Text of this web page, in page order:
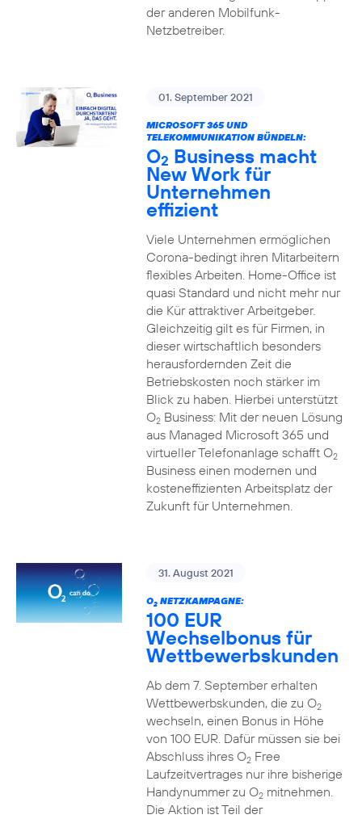
der anderen Mobilfunk-
Netzbetreiber.
01. September 2021
MICROSOFT 365 UND
TELEKOMMUNIKATION BÜNDELN:
O2 Business macht
New Work für
Unternehmen
effizient
Viele Unternehmen ermöglichen
Corona-bedingt ihren Mitarbeitern
flexibles Arbeiten. Home-Office ist
quasi Standard und nicht mehr nur
die Kür attraktiver Arbeitgeber.
Gleichzeitig gilt es für Firmen, in
dieser wirtschaftlich besonders
herausfordernden Zeit die
Betriebskosten noch stärker im
Blick zu haben. Hierbei unterstützt
O2Business: Mit der neuen Lösung
aus Managed Microsoft 365 und
virtueller Telefonanlage schafft O2
Business einen modernen und
kosteneffizienten Arbeitsplatz der
Zukunft für Unternehmen.
31. August 2021
O2NETZKAMPAGNE:
100 EUR
Wechselbonus für
Wettbewerbskunden
Ab dem 7. September erhalten
Wettbewerbskunden, die zu O2
wechseln, einen Bonus in Höhe
von 100 EUR. Dafür müssen sie bei
Abschluss ihres O2Free
Laufzeitvertrages nur ihre bisherige
Handynummer zu O2mitnehmen.
Die Aktion ist Teil der